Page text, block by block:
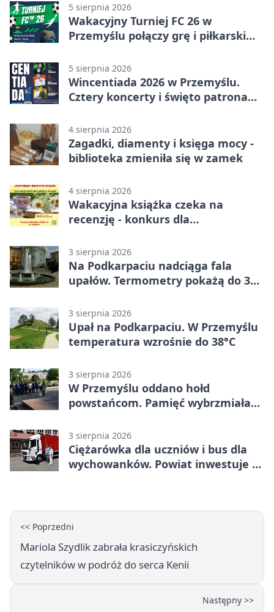
5 sierpnia 2026
Wakacyjny Turniej FC 26 w
Przemyślu połączy grę i piłkarski
5 sierpnia 2026
Wincentiada 2026 w Przemyślu.
Cztery koncerty i święto patrona
4 sierpnia 2026
Zagadki, diamenty i księga mocy -
biblioteka zmieniła się w zamek
4 sierpnia 2026
Wakacyjna książka czeka na
recenzję - konkurs dla
3 sierpnia 2026
Na Podkarpaciu nadciąga fala
upałów. Termometry pokażą do 36
3 sierpnia 2026
Upał na Podkarpaciu. W Przemyślu
temperatura wzrośnie do 38°C
3 sierpnia 2026
W Przemyślu oddano hołd
powstańcom. Pamięć wybrzmiała
3 sierpnia 2026
Ciężarówka dla uczniów i bus dla
wychowanków. Powiat inwestuje w
<< Poprzedni
Mariola Szydlik zabrała krasiczyńskich
czytelników w podróż do serca Kenii
Następny >>